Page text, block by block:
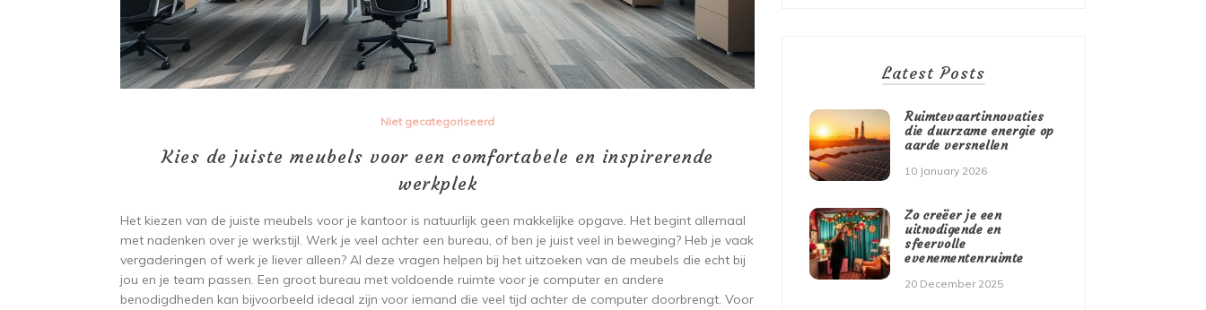
Niet gecategoriseerd
Kies de juiste meubels voor een comfortabele en inspirerende
werkplek
Het kiezen van de juiste meubels voor je kantoor is natuurlijk geen makkelijke opgave. Het begint allemaal
met nadenken over je werkstijl. Werk je veel achter een bureau, of ben je juist veel in beweging? Heb je vaak
vergaderingen of werk je liever alleen? Al deze vragen helpen bij het uitzoeken van de meubels die echt bij
jou en je team passen. Een groot bureau met voldoende ruimte voor je computer en andere
benodigdheden kan bijvoorbeeld ideaal zijn voor iemand die veel tijd achter de computer doorbrengt. Voor
Latest Posts
Ruimtevaartinnovaties
die duurzame energie op
aarde versnellen
10 January 2026
Zo creëer je een
uitnodigende en
sfeervolle
evenementenruimte
20 December 2025